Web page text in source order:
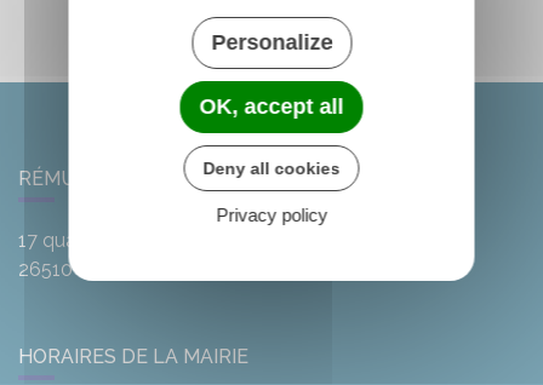
RÉMUZAT
17 quai de l'Oule
26510
HORAIRES DE LA MAIRIE
Personalize
OK, accept all
Deny all cookies
Privacy policy